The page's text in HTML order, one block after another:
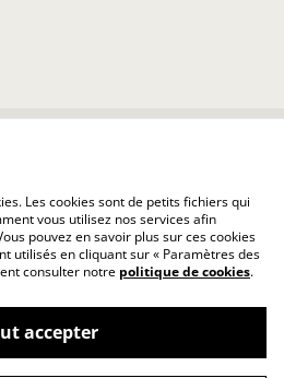
Politique de cookies
Les cookies sont de petits fichiers qui
vous utilisez nos services afin
pouvez en savoir plus sur ces cookies
utilisés en cliquant sur « Paramètres des
consulter notre politique de cookies.
accepter